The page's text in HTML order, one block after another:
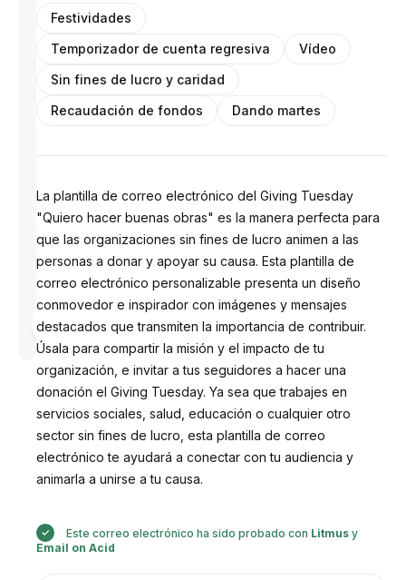
Diseñado
por
Anastasiia
Festividades
Temporizador de cuenta regresiva
Vídeo
Sin fines de lucro y caridad
Recaudación de fondos
Dando martes
La plantilla de correo electrónico del Giving Tuesday
"Quiero hacer buenas obras" es la manera perfecta para
que las organizaciones sin fines de lucro animen a las
personas a donar y apoyar su causa. Esta plantilla de
correo electrónico personalizable presenta un diseño
conmovedor e inspirador con imágenes y mensajes
destacados que transmiten la importancia de contribuir.
Úsala para compartir la misión y el impacto de tu
organización, e invitar a tus seguidores a hacer una
donación el Giving Tuesday. Ya sea que trabajes en
servicios sociales, salud, educación o cualquier otro
sector sin fines de lucro, esta plantilla de correo
electrónico te ayudará a conectar con tu audiencia y
animarla a unirse a tu causa.
Este correo electrónico ha sido probado con Litmusy
Email on Acid